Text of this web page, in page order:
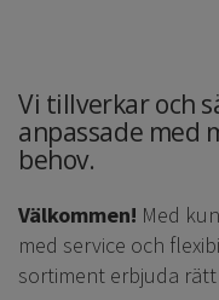
Vi tillverkar och
anpassade med
behov.
Välkommen! Med
med service och
sortiment erbjuda